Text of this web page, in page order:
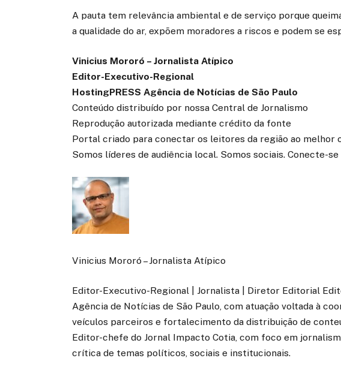
A pauta tem relevância ambiental e de serviço porque
a qualidade do ar, expõem moradores a riscos e podem se
Vinicius Mororó – Jornalista Atípico
Editor-Executivo-Regional
HostingPRESS Agência de Notícias de São Paulo
Conteúdo distribuído por nossa Central de Jornalismo
Reprodução autorizada mediante crédito da fonte
Portal criado para conectar os leitores da região ao melhor
Somos líderes de audiência local. Somos sociais. Conecte-
Vinicius Mororó – Jornalista Atípico
Editor-Executivo-Regional | Jornalista | Diretor Editorial
Agência de Notícias de São Paulo, com atuação voltada à
veículos parceiros e fortalecimento da distribuição de
Editor-chefe do Jornal Impacto Cotia, com foco em
crítica de temas políticos, sociais e institucionais.